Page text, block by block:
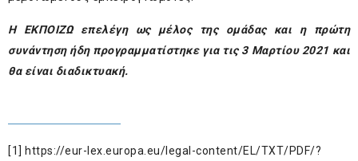
Η ΕΚΠΟΙΖΩ επελέγη ως μέλος της ομάδας και η πρώτη
συνάντηση ήδη προγραμματίστηκε για τις 3 Μαρτίου 2021 και
θα είναι διαδικτυακή.
[1] https://eur-lex.europa.eu/legal-content/EL/TXT/PDF/?